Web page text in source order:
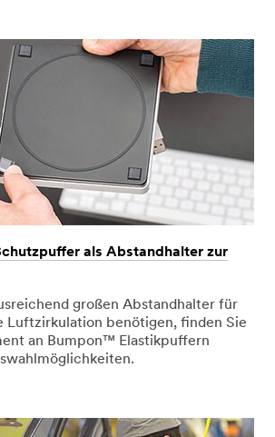
als Abstandhalter zur
großen Abstandhalter für
Luftzirkulation benötigen, finden Sie
an Bumpon™ Elastikpuffern